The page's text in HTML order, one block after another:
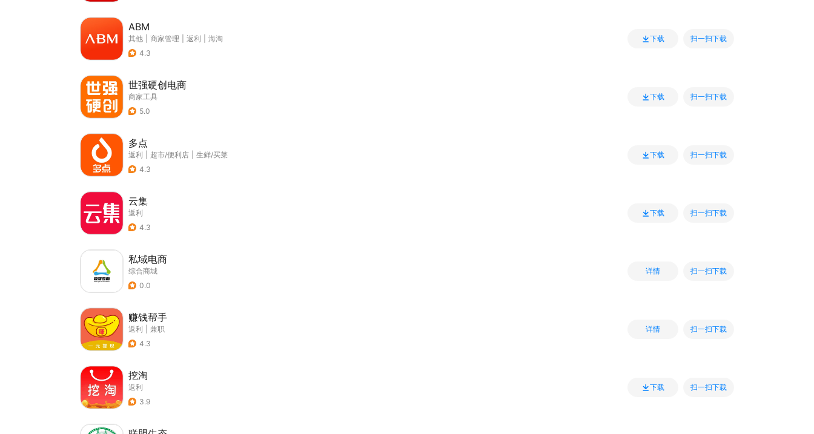
ABM
其他 商家管理 返利
海淘
4.3
下载 扫一扫下载
世强硬创电商
商家工具
5.0
下载 扫一扫下载
多点
返利 超市/便利店
生鲜/买菜
4.3
下载 扫一扫下载
云集
返利
4.3
下载 扫一扫下载
私域电商
综合商城
0.0
详情 扫一扫下载
赚钱帮手
返利
兼职
4.3
详情 扫一扫下载
挖淘
返利
3.9
下载 扫一扫下载